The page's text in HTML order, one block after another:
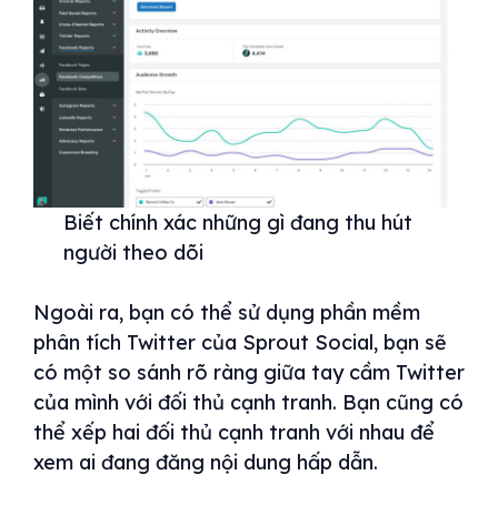
Biết chính xác những gì đang thu hút
người theo dõi
Ngoài ra, bạn có thể sử dụng phần mềm
phân tích Twitter của Sprout Social, bạn sẽ
có một so sánh rõ ràng giữa tay cầm Twitter
của mình với đối thủ cạnh tranh. Bạn cũng có
thể xếp hai đối thủ cạnh tranh với nhau để
xem ai đang đăng nội dung hấp dẫn.